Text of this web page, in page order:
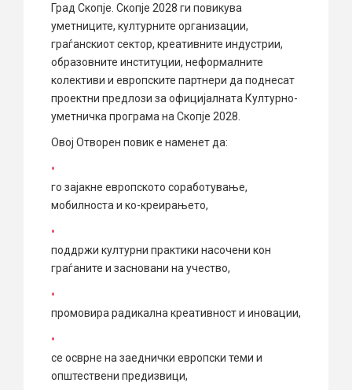
Град Скопје. Скопје 2028 ги повикува
уметниците, културните организации,
граѓанскиот сектор, креативните индустрии,
образовните институции, неформалните
колективи и европските партнери да поднесат
проектни предлози за официјалната Културно-
уметничка програма на Скопје 2028.
Овој Отворен повик е наменет да:
го зајакне европското соработување,
мобилноста и ко-креирањето,
поддржи културни практики насочени кон
граѓаните и засновани на учество,
промовира радикална креативност и иновации,
се осврне на заеднички европски теми и
општествени предизвици,